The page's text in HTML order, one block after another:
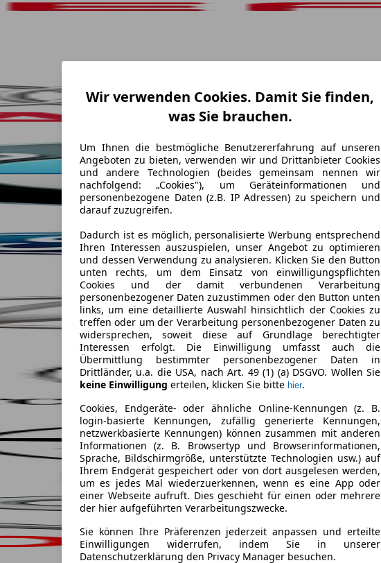
Wir verwenden Cookies. Damit Sie finden,
was Sie brauchen.
Um Ihnen die bestmögliche Benutzererfahrung auf unseren
Angeboten zu bieten, verwenden wir und Drittanbieter Cookies
und andere Technologien (beides gemeinsam nennen wir
nachfolgend: „Cookies"), um Geräteinformationen und
personenbezogene Daten (z.B. IP Adressen) zu speichern und
darauf zuzugreifen.
Dadurch ist es möglich, personalisierte Werbung entsprechend
Ihren Interessen auszuspielen, unser Angebot zu optimieren
und dessen Verwendung zu analysieren. Klicken Sie den Button
unten rechts, um dem Einsatz von einwilligungspflichten
Cookies und der damit verbundenen Verarbeitung
personenbezogener Daten zuzustimmen oder den Button unten
links, um eine detaillierte Auswahl hinsichtlich der Cookies zu
treffen oder um der Verarbeitung personenbezogener Daten zu
widersprechen, soweit diese auf Grundlage berechtigter
Interessen erfolgt. Die Einwilligung umfasst auch die
Übermittlung bestimmter personenbezogener Daten in
Drittländer, u.a. die USA, nach Art. 49 (1) (a) DSGVO. Wollen Sie
keine Einwilligung erteilen, klicken Sie bitte hier.
Cookies, Endgeräte- oder ähnliche Online-Kennungen (z. B.
login-basierte Kennungen, zufällig generierte Kennungen,
netzwerkbasierte Kennungen) können zusammen mit anderen
Informationen (z. B. Browsertyp und Browserinformationen,
Sprache, Bildschirmgröße, unterstützte Technologien usw.) auf
Ihrem Endgerät gespeichert oder von dort ausgelesen werden,
um es jedes Mal wiederzuerkennen, wenn es eine App oder
einer Webseite aufruft. Dies geschieht für einen oder mehrere
der hier aufgeführten Verarbeitungszwecke.
Sie können Ihre Präferenzen jederzeit anpassen und erteilte
Einwilligungen widerrufen, indem Sie in unserer
Datenschutzerklärung den Privacy Manager besuchen.